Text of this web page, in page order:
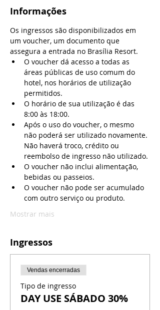
Informações
Os ingressos são disponibilizados em
um voucher, um documento que
assegura a entrada no Brasília Resort.
O voucher dá acesso a todas as
áreas públicas de uso comum do
hotel, nos horários de utilização
permitidos.
O horário de sua utilização é das
8:00 às 18:00.
Após o uso do voucher, o mesmo
não poderá ser utilizado novamente.
Não haverá troco, crédito ou
reembolso de ingresso não utilizado.
O voucher não inclui alimentação,
bebidas ou passeios.
O voucher não pode ser acumulado
com outro serviço ou produto.
Mostrar mais
Ingressos
Vendas encerradas
Tipo de ingresso
DAY USE SÁBADO 30%